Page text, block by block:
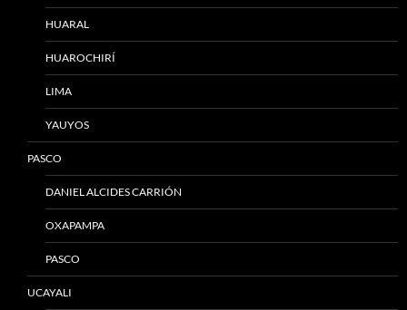
HUARAL
HUAROCHIRÍ
LIMA
YAUYOS
PASCO
DANIEL ALCIDES CARRIÓN
OXAPAMPA
PASCO
UCAYALI